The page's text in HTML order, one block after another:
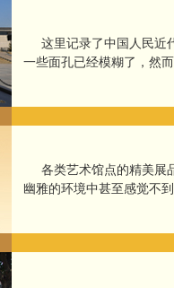
这里记录了中国人民近
一些面孔已经模糊了，然
各类艺术馆点的精美展
幽雅的环境中甚至感觉